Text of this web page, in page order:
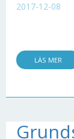
2017-12-08
LÄS MER